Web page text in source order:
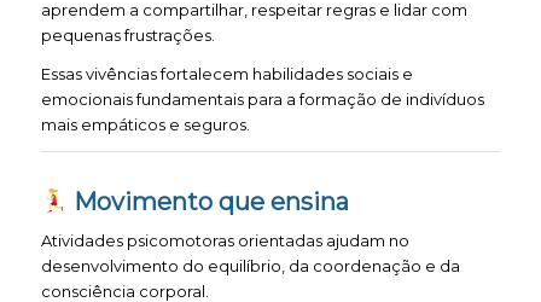
aprendem a compartilhar, respeitar regras e lidar com
pequenas frustrações.
Essas vivências fortalecem habilidades sociais e
emocionais fundamentais para a formação de indivíduos
mais empáticos e seguros.
Movimento que ensina
Atividades psicomotoras orientadas ajudam no
desenvolvimento do equilíbrio, da coordenação e da
consciência corporal.